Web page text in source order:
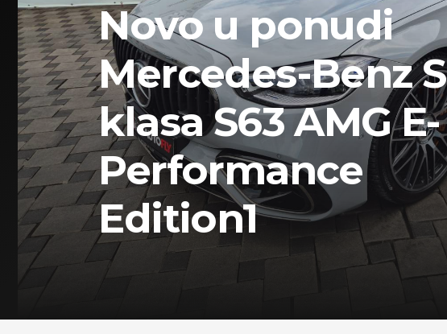
Novo u ponudi
Mercedes-Benz S
klasa S63 AMG E-
Performance
Edition1